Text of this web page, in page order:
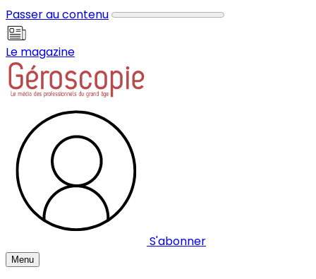
Passer au contenu
Le magazine
S'abonner
Menu
Panneau de gestion des cookies